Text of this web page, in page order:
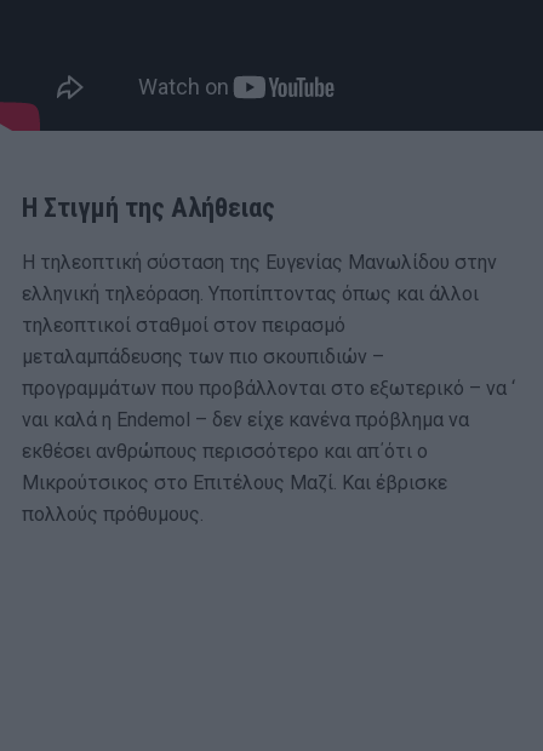
Η Στιγμή της Αλήθειας
Η τηλεοπτική σύσταση της Ευγενίας Μανωλίδου στην
ελληνική τηλεόραση. Υποπίπτοντας όπως και άλλοι
τηλεοπτικοί σταθμοί στον πειρασμό
μεταλαμπάδευσης των πιο σκουπιδιών –
προγραμμάτων που προβάλλονται στο εξωτερικό – να ‘
ναι καλά η Endemol – δεν είχε κανένα πρόβλημα να
εκθέσει ανθρώπους περισσότερο και απ΄ότι ο
Μικρούτσικος στο Επιτέλους Μαζί. Και έβρισκε
πολλούς πρόθυμους.